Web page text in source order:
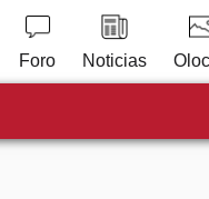
Foro Noticias